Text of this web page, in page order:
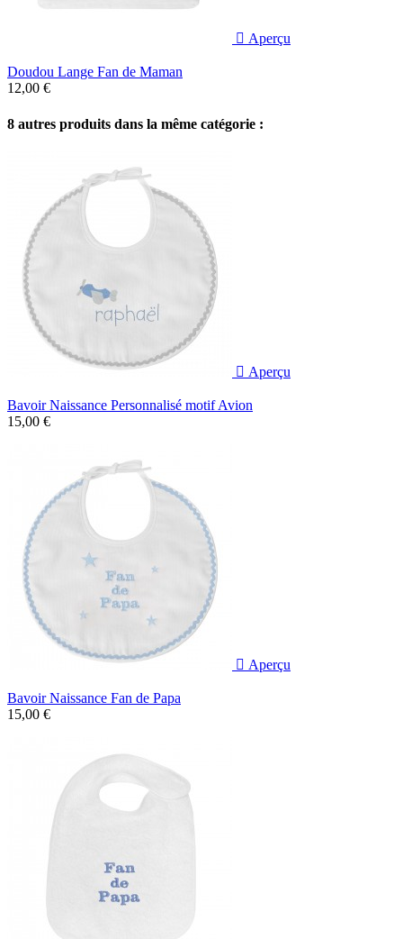
 Aperçu
Doudou Lange Fan de Maman
12,00 €
8 autres produits dans la même catégorie :
 Aperçu
Bavoir Naissance Personnalisé motif Avion
15,00 €
 Aperçu
Bavoir Naissance Fan de Papa
15,00 €